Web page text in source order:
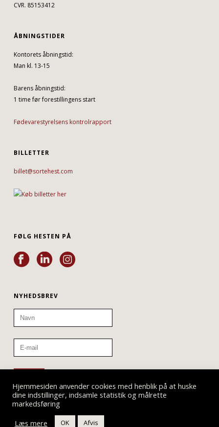
CVR. 85153412
ÅBNINGSTIDER
Kontorets åbningstid:
Man kl. 13-15
Barens åbningstid:
1 time før forestillingens start
Fødevarestyrelsens kontrolrapport
BILLETTER
billet@sortehest.com
FØLG HESTEN PÅ
NYHEDSBREV
Hjemmesiden anvender cookies med henblik på at huske
dine indstillinger, indsamle statistik og målrette
markedsføring
Læs mere
OK Afvis